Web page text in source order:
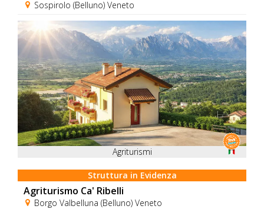
Sospirolo (Belluno) Veneto
Agriturismi
Struttura in Evidenza
Agriturismo Ca' Ribelli
Borgo Valbelluna (Belluno) Veneto